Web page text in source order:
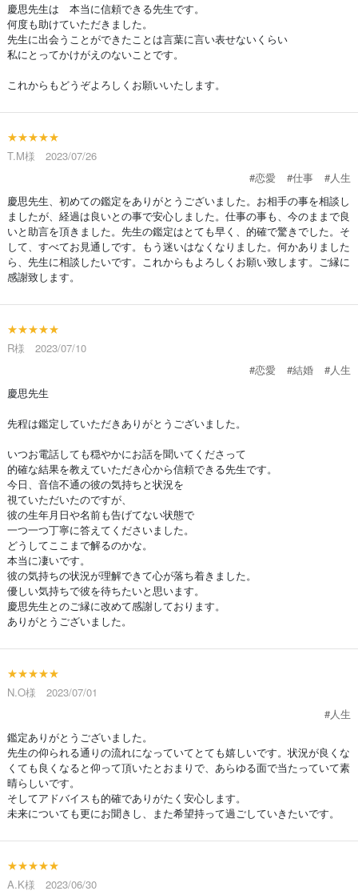
慶思先生は 本当に信頼できる先生です。
何度も助けていただきました。
先生に出会うことができたことは言葉に言い表せないくらい
私にとってかけがえのないことです。
これからもどうぞよろしくお願いいたします。
★★★★★
T.M様 2023/07/26
#恋愛
#仕事
#人生
慶思先生、初めての鑑定をありがとうございました。お相手の事を相談し
ましたが、経過は良いとの事で安心しました。仕事の事も、今のままで良
いと助言を頂きました。先生の鑑定はとても早く、的確で驚きでした。そ
して、すべてお見通しです。もう迷いはなくなりました。何かありました
ら、先生に相談したいです。これからもよろしくお願い致します。ご縁に
感謝致します。
★★★★★
R様 2023/07/10
#恋愛
#結婚
#人生
慶思先生
先程は鑑定していただきありがとうございました。
いつお電話しても穏やかにお話を聞いてくださって
的確な結果を教えていただき心から信頼できる先生です。
今日、音信不通の彼の気持ちと状況を
視ていただいたのですが、
彼の生年月日や名前も告げてない状態で
一つ一つ丁寧に答えてくださいました。
どうしてここまで解るのかな。
本当に凄いです。
彼の気持ちの状況が理解できて心が落ち着きました。
優しい気持ちで彼を待ちたいと思います。
慶思先生とのご縁に改めて感謝しております。
ありがとうございました。
★★★★★
N.O様 2023/07/01
#人生
鑑定ありがとうございました。
先生の仰られる通りの流れになっていてとても嬉しいです。状況が良くな
くても良くなると仰って頂いたとおまりで、あらゆる面で当たっていて素
晴らしいです。
そしてアドバイスも的確でありがたく安心します。
未来についても更にお聞きし、また希望持って過ごしていきたいです。
★★★★★
A.K様 2023/06/30